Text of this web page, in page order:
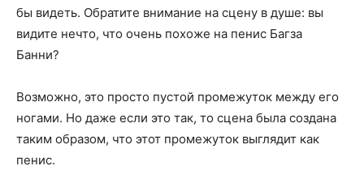
бы видеть. Обратите внимание на сцену в душе: вы
видите нечто, что очень похоже на пенис Багза
Банни?
Возможно, это просто пустой промежуток между его
ногами. Но даже если это так, то сцена была создана
таким образом, что этот промежуток выглядит как
пенис.